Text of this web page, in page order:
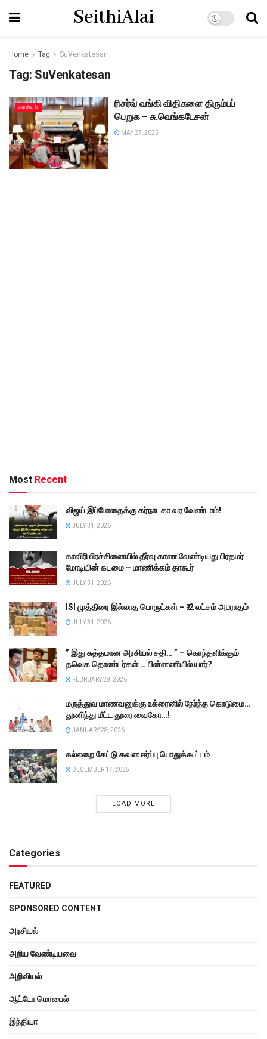
SeithiAlai
Home Tag SuVenkatesan
Tag: SuVenkatesan
அரசியல்
ரிசர்வ் வங்கி விதிகளை திரும்பப்
பெறுக – சு.வெங்கடேசன்
MAY 27, 2025
Most Recent
விஜய் இப்போதைக்கு கர்நாடகா வர வேண்டாம்!
JULY 31, 2026
காவிரி பிரச்சினையில் தீர்வு காண வேண்டியது பிரதமர்
மோடியின் கடமை – மாணிக்கம் தாகூர்
JULY 31, 2026
ISI முத்திரை இல்லாத பொருட்கள் – ₹.2 லட்சம் அபராதம்
JULY 31, 2026
” இது சுத்தமான அரசியல் சதி… ” – கொந்தளிக்கும்
தவெக தொண்டர்கள் … பின்னணியில் யார்?
FEBRUARY 28, 2026
மருத்துவ மாணவனுக்கு உக்ரைனில் நேர்ந்த கொடுமை…
துணிந்து மீட்ட துரை வைகோ…!
JANUARY 28, 2026
கல்லறை கேட்டு கவன ஈர்ப்பு பொதுக்கூட்டம்
DECEMBER 17, 2025
LOAD MORE
Categories
FEATURED
SPONSORED CONTENT
அரசியல்
அறிய வேண்டியவை
அறிவியல்
ஆட்டோ மொபைல்
இந்தியா